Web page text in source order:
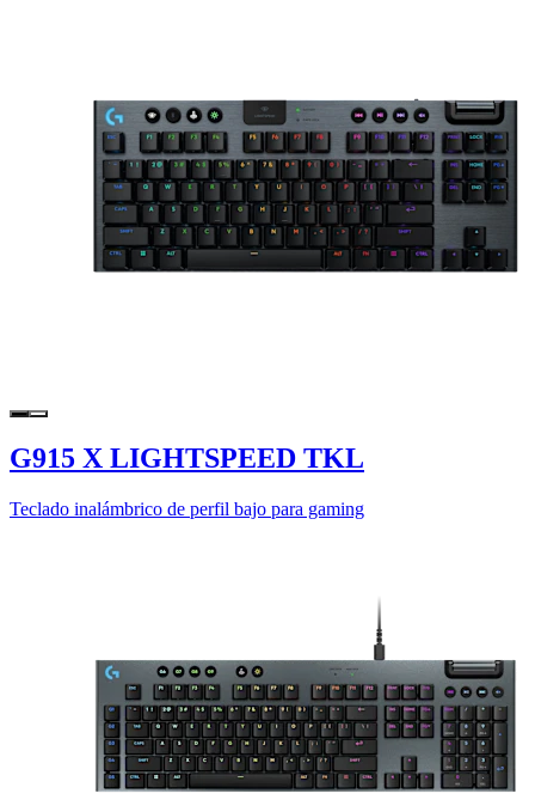
G915 X LIGHTSPEED TKL
Teclado inalámbrico de perfil bajo para gaming